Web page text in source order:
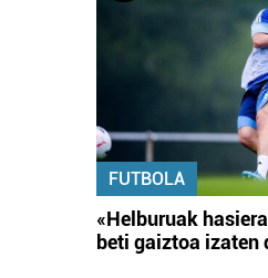
FUTBOLA
«Helburuak
beti gaiztoa izaten